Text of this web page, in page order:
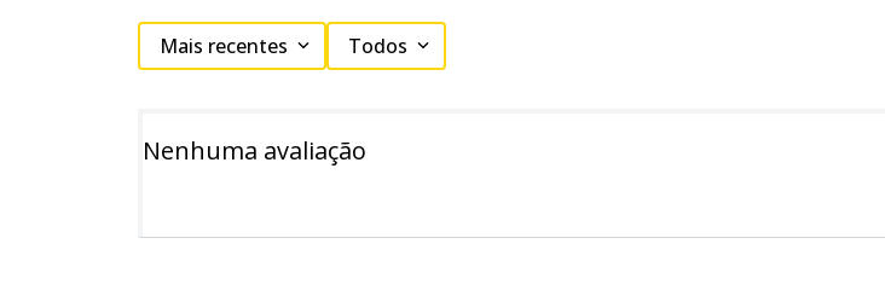
Mais recentes Todos
Nenhuma avaliação